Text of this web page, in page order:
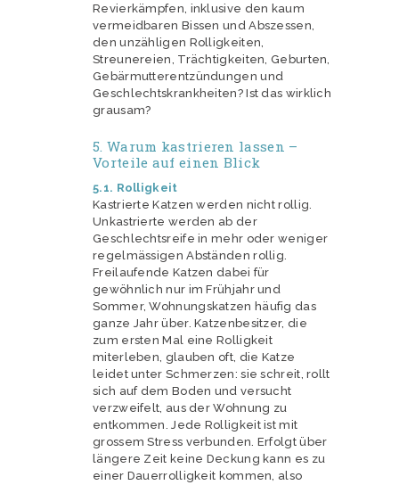
Revierkämpfen, inklusive den kaum
vermeidbaren Bissen und Abszessen,
den unzähligen Rolligkeiten,
Streunereien, Trächtigkeiten, Geburten,
Gebärmutterentzündungen und
Geschlechtskrankheiten? Ist das wirklich
grausam?
5. Warum kastrieren lassen –
Vorteile auf einen Blick
5.1. Rolligkeit
Kastrierte Katzen werden nicht rollig.
Unkastrierte werden ab der
Geschlechtsreife in mehr oder weniger
regelmässigen Abständen rollig.
Freilaufende Katzen dabei für
gewöhnlich nur im Frühjahr und
Sommer, Wohnungskatzen häufig das
ganze Jahr über. Katzenbesitzer, die
zum ersten Mal eine Rolligkeit
miterleben, glauben oft, die Katze
leidet unter Schmerzen: sie schreit, rollt
sich auf dem Boden und versucht
verzweifelt, aus der Wohnung zu
entkommen. Jede Rolligkeit ist mit
grossem Stress verbunden. Erfolgt über
längere Zeit keine Deckung kann es zu
einer Dauerrolligkeit kommen, also